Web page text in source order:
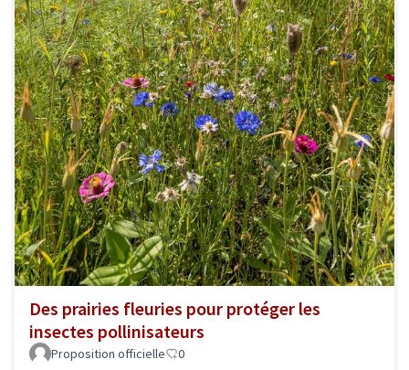
Des prairies fleuries pour protéger les
insectes pollinisateurs
Proposition officielle 0